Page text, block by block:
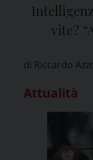
vite?
di Riccardo
Attualità